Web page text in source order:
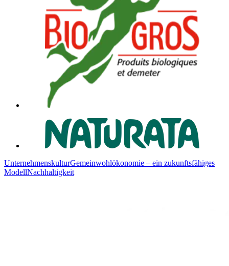
UnternehmenskulturGemeinwohlökonomie – ein zukunftsfähiges
ModellNachhaltigkeit